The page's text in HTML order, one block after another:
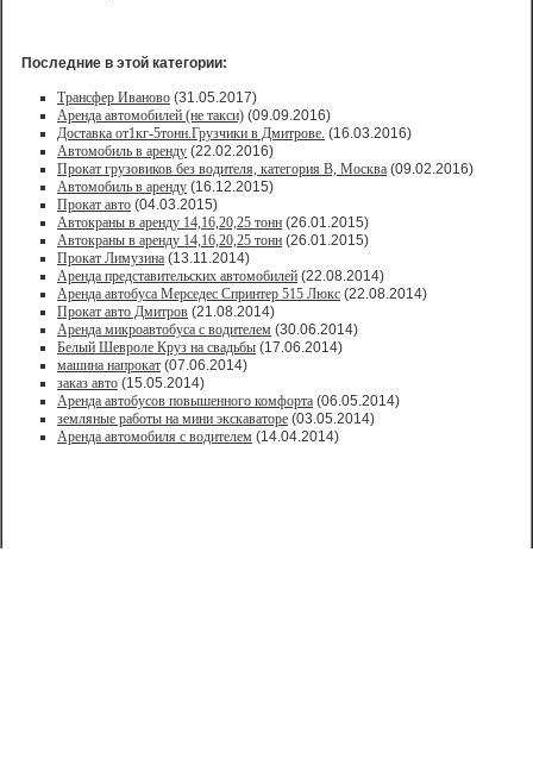
Последние в этой категории:
Трансфер Иваново (31.05.2017)
Аренда автомобилей (не такси) (09.09.2016)
Доставка от1кг-5тонн.Грузчики в Дмитрове. (16.03.2016)
Автомобиль в аренду (22.02.2016)
Прокат грузовиков без водителя, категория В, Москва (09.02.2016)
Автомобиль в аренду (16.12.2015)
Прокат авто (04.03.2015)
Автокраны в аренду 14,16,20,25 тонн (26.01.2015)
Автокраны в аренду 14,16,20,25 тонн (26.01.2015)
Прокат Лимузина (13.11.2014)
Аренда представительских автомобилей (22.08.2014)
Аренда автобуса Мерседес Спринтер 515 Люкс (22.08.2014)
Прокат авто Дмитров (21.08.2014)
Аренда микроавтобуса с водителем (30.06.2014)
Белый Шевроле Круз на свадьбы (17.06.2014)
машина напрокат (07.06.2014)
заказ авто (15.05.2014)
Аренда автобусов повышенного комфорта (06.05.2014)
земляные работы на мини экскаваторе (03.05.2014)
Аренда автомобиля с водителем (14.04.2014)